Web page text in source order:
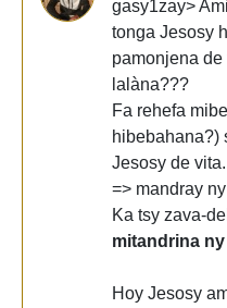
gasy1zay>
tonga Jesosy
pamonjena
lalàna???
Fa rehefa
hibebahana?)
Jesosy de
=> mandray
Ka tsy zava-
mitandrina
Hoy Jesosy